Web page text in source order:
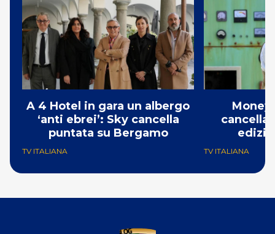
A 4 Hotel in gara un albergo
‘anti ebrei’: Sky cancella
puntata su Bergamo
TV ITALIANA
Money
TV ITALIANA